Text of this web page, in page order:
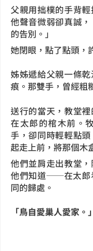
父親用拙樸的手背
他聲音微弱卻真誠
的告別。」
她閉眼，點了點頭，
姊姊遞給父親一條
痕。那雙手，曾經粗
送行的當天，教堂
在太郎的棺木前。
手，卻同時輕輕點
起走上前，將那個木
他們並肩走出教堂
他們知道──在太郎
同的歸處。
「鳥自愛巢人愛家。」